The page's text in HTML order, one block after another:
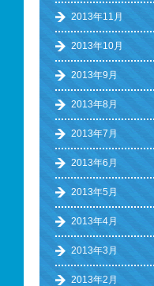
2013年11月
2013年10月
2013年9月
2013年8月
2013年7月
2013年6月
2013年5月
2013年4月
2013年3月
2013年2月